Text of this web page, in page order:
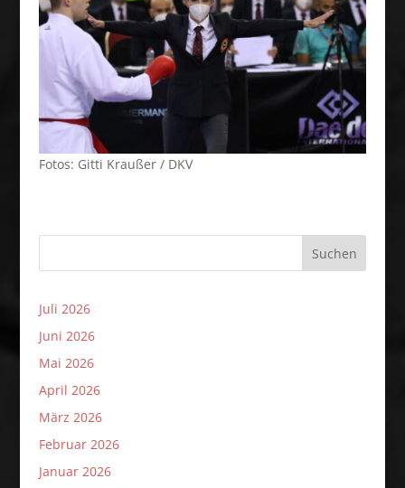
Fotos: Gitti Kraußer / DKV
Suchen
Juli 2026
Juni 2026
Mai 2026
April 2026
März 2026
Februar 2026
Januar 2026